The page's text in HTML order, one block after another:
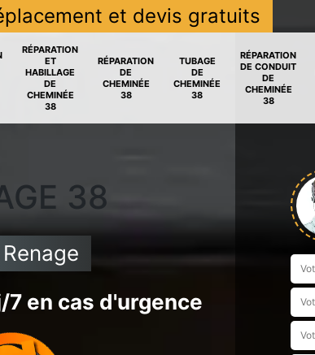
et devis gratuits
RÉPARATION
ET
HABILLAGE
DE
CHEMINÉE
38
RÉPARATION
DE
CHEMINÉE
38
TUBAGE
DE
CHEMINÉE
38
RÉPARATION
DE CONDUIT
DE
CHEMINÉE
38
38
en cas d'urgence